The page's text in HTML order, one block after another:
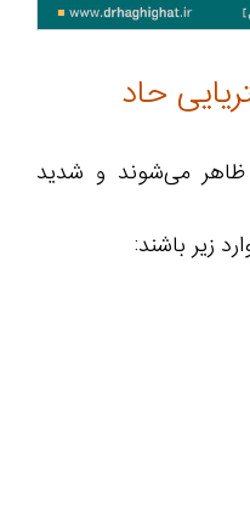
حاد
ظاهر می‌شوند و شدید
زیر باشند: